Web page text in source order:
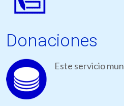
Donaciones
Este servicio